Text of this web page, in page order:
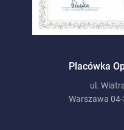
Placówka
ul.
Warszawa